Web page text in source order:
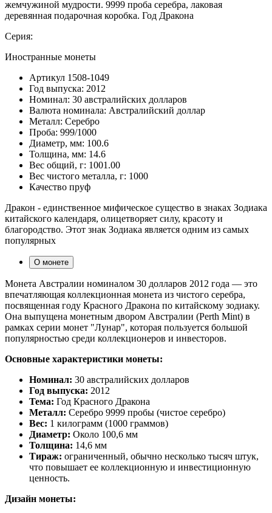
жемчужиной мудрости. 9999 проба серебра, лаковая
деревянная подарочная коробка. Год Дракона
Серия:
Иностранные монеты
Артикул 1508-1049
Год выпуска: 2012
Номинал: 30 австралийских долларов
Валюта номинала: Австралийский доллар
Металл: Серебро
Проба: 999/1000
Диаметр, мм: 100.6
Толщина, мм: 14.6
Вес общий, г: 1001.00
Вес чистого металла, г: 1000
Качество пруф
Дракон - единственное мифическое существо в знаках Зодиака
китайского календаря, олицетворяет силу, красоту и
благородство. Этот знак Зодиака является одним из самых
популярных
О монете
Монета Австралии номиналом 30 долларов 2012 года — это
впечатляющая коллекционная монета из чистого серебра,
посвященная году Красного Дракона по китайскому зодиаку.
Она выпущена монетным двором Австралии (Perth Mint) в
рамках серии монет "Лунар", которая пользуется большой
популярностью среди коллекционеров и инвесторов.
Основные характеристики монеты:
Номинал: 30 австралийских долларов
Год выпуска: 2012
Тема: Год Красного Дракона
Металл: Серебро 9999 пробы (чистое серебро)
Вес: 1 килограмм (1000 граммов)
Диаметр: Около 100,6 мм
Толщина: 14,6 мм
Тираж: ограниченный, обычно несколько тысяч штук,
что повышает ее коллекционную и инвестиционную
ценность.
Дизайн монеты: